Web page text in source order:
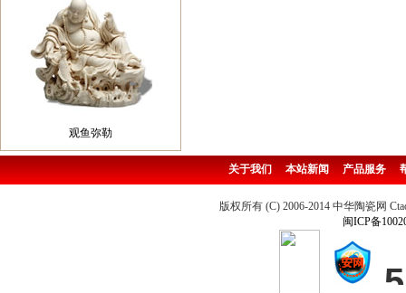
观鱼弥勒
关于我们 本站新闻 产品服务
版权所有 (C) 2006-2014 中华陶瓷网
闽ICP备